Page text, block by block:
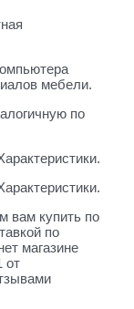
мебели.
по
вам купить по
по
магазине
от